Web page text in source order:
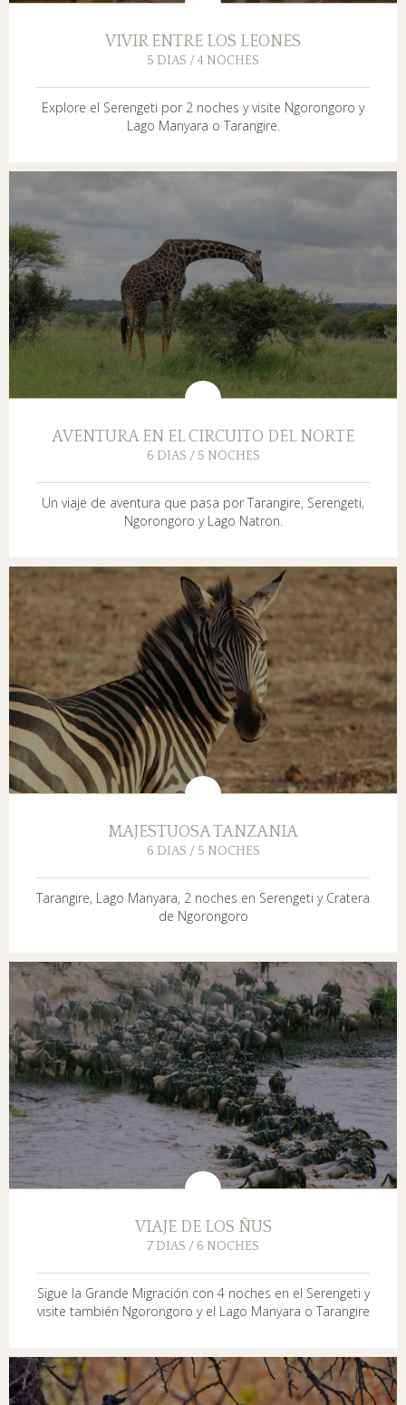
VIVIR ENTRE LOS LEONES
5 DIAS / 4 NOCHES
Explore el Serengeti por 2 noches y visite Ngorongoro y
Lago Manyara o Tarangire.
AVENTURA EN EL CIRCUITO DEL NORTE
6 DIAS / 5 NOCHES
Un viaje de aventura que pasa por Tarangire, Serengeti,
Ngorongoro y Lago Natron.
MAJESTUOSA TANZANIA
6 DIAS / 5 NOCHES
Tarangire, Lago Manyara, 2 noches en Serengeti y Cratera
de Ngorongoro
VIAJE DE LOS ÑUS
7 DIAS / 6 NOCHES
Sigue la Grande Migración con 4 noches en el Serengeti y
visite también Ngorongoro y el Lago Manyara o Tarangire